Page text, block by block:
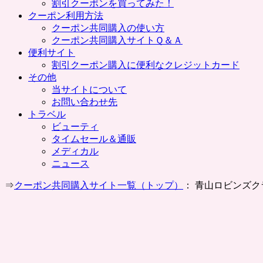
割引クーポンを買ってみた！
クーポン利用方法
クーポン共同購入の使い方
クーポン共同購入サイトＱ＆Ａ
便利サイト
割引クーポン購入に便利なクレジットカード
その他
当サイトについて
お問い合わせ先
トラベル
ビューティ
タイムセール＆通販
メディカル
ニュース
⇒クーポン共同購入サイト一覧（トップ） ： 青山ロビンズ